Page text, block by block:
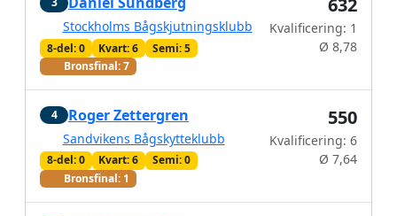
Stockholms Bågskjutningsklubb
8-del: 0 Kvart: 6
Semi: 5
Bronsfinal: 7
632
Kvalificering: 1
Ø 8,78
4 Roger Zettergren
Sandvikens Bågskytteklubb
8-del: 0 Kvart: 6
Semi: 0
Bronsfinal: 1
550
Kvalificering: 6
Ø 7,64